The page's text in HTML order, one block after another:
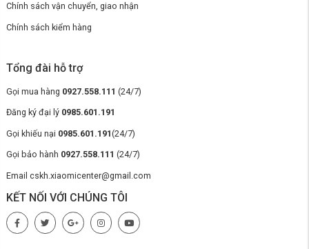
5. Lõi khóa cấp C – Bền bỉ và chắc chắn
Sử dụng một Xi lanh khóa cấp C chèn trực
tiếp, đi qua toàn bộ cấu trúc của khóa, khiến
việc mở cửa trở nên khó khăn hơn ngay cả khi
Chính sách vận chuyển, giao nhận
Chính sách kiểm hàng
Tổng đài hỗ trợ
Gọi mua hàng 0927.558.111 (24/7)
Đăng ký đại lý 0985.601.191
Gọi khiếu nại 0985.601.191(24/7)
Gọi bảo hành 0927.558.111 (24/7)
Email cskh.xiaomicenter@gmail.com
KẾT NỐI VỚI CHÚNG TÔI